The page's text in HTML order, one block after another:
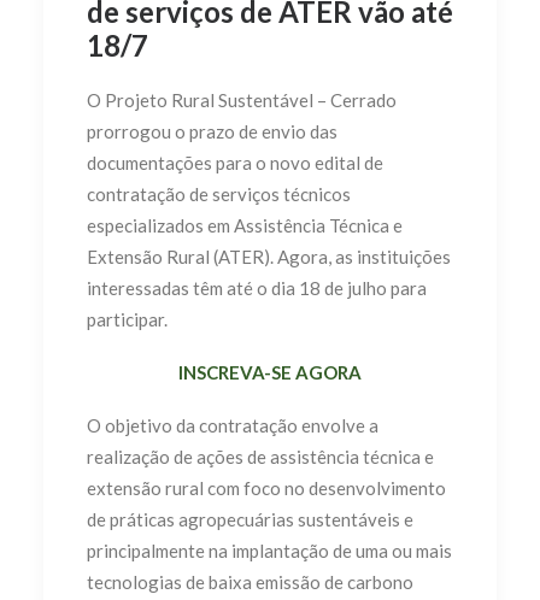
de serviços de ATER vão até
18/7
O Projeto Rural Sustentável – Cerrado
prorrogou o prazo de envio das
documentações para o novo edital de
contratação de serviços técnicos
especializados em Assistência Técnica e
Extensão Rural (ATER). Agora, as instituições
interessadas têm até o dia 18 de julho para
participar.
INSCREVA-SE AGORA
O objetivo da contratação envolve a
realização de ações de assistência técnica e
extensão rural com foco no desenvolvimento
de práticas agropecuárias sustentáveis e
principalmente na implantação de uma ou mais
tecnologias de baixa emissão de carbono